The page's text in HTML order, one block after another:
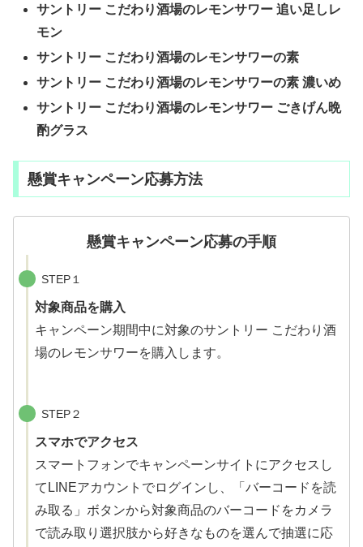
サントリー こだわり酒場のレモンサワー 追い足しレ
モン
サントリー こだわり酒場のレモンサワーの素
サントリー こだわり酒場のレモンサワーの素 濃いめ
サントリー こだわり酒場のレモンサワー ごきげん晩
酌グラス
懸賞キャンペーン応募方法
懸賞キャンペーン応募の手順
STEP１
対象商品を購入
キャンペーン期間中に対象のサントリー こだわり酒
場のレモンサワーを購入します。
STEP２
スマホでアクセス
スマートフォンでキャンペーンサイトにアクセスし
てLINEアカウントでログインし、「バーコードを読
み取る」ボタンから対象商品のバーコードをカメラ
で読み取り選択肢から好きなものを選んで抽選に応